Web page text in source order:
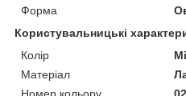
Форма
Користувальницькі
Колір
Матеріал